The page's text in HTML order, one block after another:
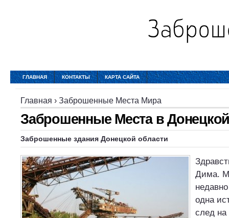
ГЛАВНАЯ КОНТАКТЫ КАРТА САЙТА
Главная › Заброшенные Места Мира
Заброшенные Места в
Заброшенные здания Донецкой области
Дима.
одна
след